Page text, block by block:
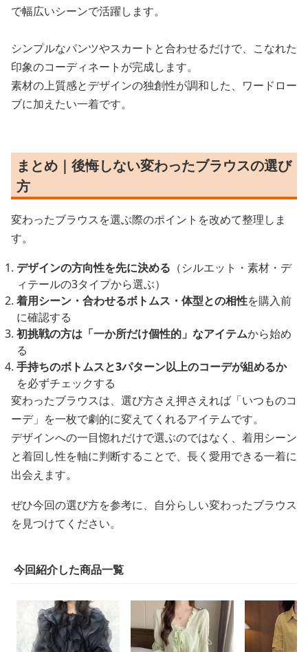
で幅広いシーンで活躍します。
シンプルなパンツやスカートと合わせるだけで、こなれた
印象のコーディネートが完成します。
素材の上質感とデザインの独創性が調和した、ワードロー
ブに加えたい一着です。
まとめ｜後悔しない変わったブラウスの選び
方
変わったブラウスを選ぶ際のポイントを改めて整理しま
す。
デザインの方向性を先に決める （シルエット・素材・デ
ィテールの3タイプから選ぶ）
着用シーン・合わせるボトムス・体型との相性を購入前
に確認する
初挑戦の方は「一か所だけ個性的」なアイテムから始め
る
手持ちのボトムスと3パターン以上のコーデが組めるか
を必ずチェックする
変わったブラウスは、選び方さえ押さえれば「いつものコ
ーデ」を一枚で劇的に変えてくれるアイテムです。
デザインへの一目惚れだけで選ぶのではなく、着用シーン
と着回し性を軸に判断することで、長く愛用できる一着に
出会えます。
ぜひ今回の選び方を参考に、自分らしい変わったブラウス
を見つけてください。
今回紹介した商品一覧